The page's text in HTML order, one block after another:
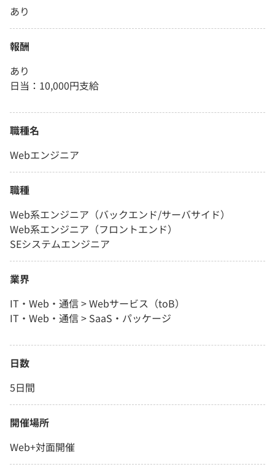
あり
報酬
あり
日当：10,000円支給
職種名
Webエンジニア
職種
Web系エンジニア（バックエンド/サーバサイド）
Web系エンジニア（フロントエンド）
SEシステムエンジニア
業界
IT・Web・通信 > Webサービス（toB）
IT・Web・通信 > SaaS・パッケージ
日数
5日間
開催場所
Web+対面開催